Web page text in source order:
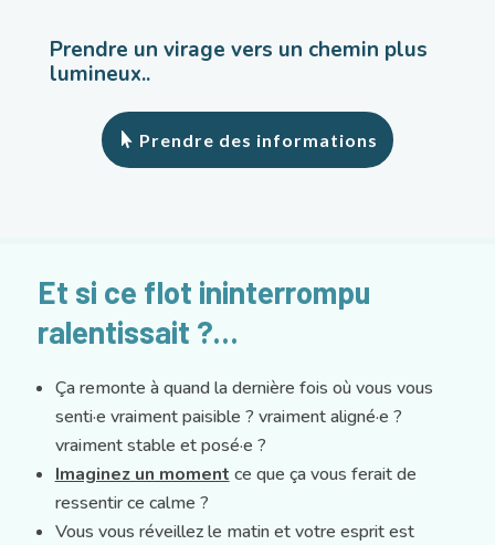
Prendre un virage vers un chemin plus
lumineux..
Prendre des informations
Et si ce flot ininterrompu
ralentissait ?…
Ça remonte à quand la dernière fois où vous vous
senti·e vraiment paisible ? vraiment aligné·e ?
vraiment stable et posé·e ?
Imaginez un moment ce que ça vous ferait de
ressentir ce calme ?
Vous vous réveillez le matin et votre esprit est